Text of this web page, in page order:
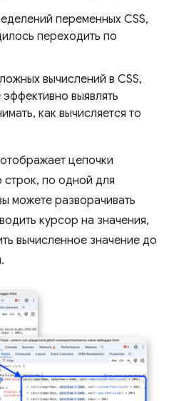
переменных CSS,
переходить по
вычислений в CSS,
выявлять
как вычисляется то
цепочки
строк, по одной для
можете разворачивать
курсор на значения,
вычисленное значение до